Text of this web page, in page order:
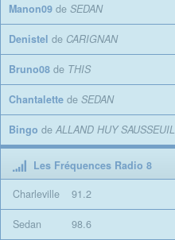
Manon09 de SEDAN
Denistel de CARIGNAN
Bruno08 de THIS
Chantalette de SEDAN
Bingo de ALLAND HUY SAUSSEUIL
Les Fréquences Radio 8
Charleville
91.2
Sedan 98.6